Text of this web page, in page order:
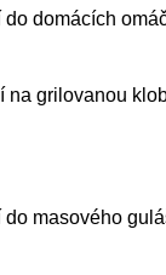
domácích
na grilovanou
masového